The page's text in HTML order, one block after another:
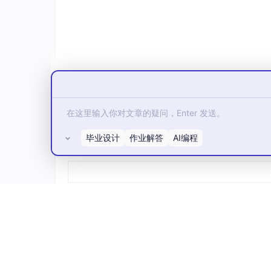
通过这次对COMSOL石墨烯/钙钛矿太阳能电
解。虽然过程中遇到了不少困难，但通过不
有所帮助，如果有对这个模型感兴趣的小伙伴
所有评论(0)
毕业设计 作业解答 AI编程